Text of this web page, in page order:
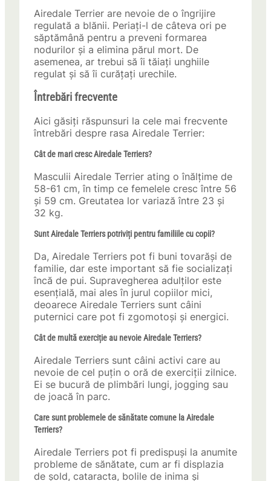
Airedale Terrier are nevoie de o îngrijire
regulată a blănii. Periați-l de câteva ori pe
săptămână pentru a preveni formarea
nodurilor și a elimina părul mort. De
asemenea, ar trebui să îi tăiați unghiile
regulat și să îi curățați urechile.
Întrebări frecvente
Aici găsiți răspunsuri la cele mai frecvente
întrebări despre rasa Airedale Terrier:
Cât de mari cresc Airedale Terriers?
Masculii Airedale Terrier ating o înălțime de
58-61 cm, în timp ce femelele cresc între 56
și 59 cm. Greutatea lor variază între 23 și
32 kg.
Sunt Airedale Terriers potriviți pentru familiile cu copii?
Da, Airedale Terriers pot fi buni tovarăși de
familie, dar este important să fie socializați
încă de pui. Supravegherea adulților este
esențială, mai ales în jurul copiilor mici,
deoarece Airedale Terriers sunt câini
puternici care pot fi zgomotoși și energici.
Cât de multă exerciție au nevoie Airedale Terriers?
Airedale Terriers sunt câini activi care au
nevoie de cel puțin o oră de exerciții zilnice.
Ei se bucură de plimbări lungi, jogging sau
de joacă în parc.
Care sunt problemele de sănătate comune la Airedale
Terriers?
Airedale Terriers pot fi predispuși la anumite
probleme de sănătate, cum ar fi displazia
de șold, cataracta, bolile de inima și